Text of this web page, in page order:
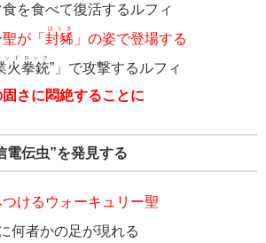
を食べて復活するルフィ
聖が「封豨
ほうき
」の姿で登場する
火
ッド
拳銃
ロック
”」で攻撃するルフィ
さに悶絶することに
伝虫”を発見する
けるウォーキュリー聖
何者かの足が現れる